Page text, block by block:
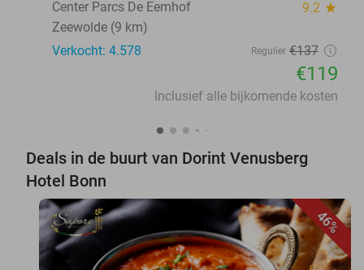
Center Parcs De Eemhof
9.2 star
Zeewolde (9 km)
Verkocht: 4.578
Regulier €137
€119
Inclusief alle bijkomende kosten
Deals in de buurt van Dorint Venusberg
Hotel Bonn
46%